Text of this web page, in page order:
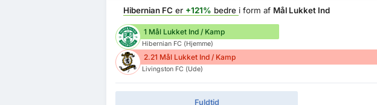
Hibernian FC er +121% bedre i form af Mål Lukket Ind
1 Mål Lukket Ind / Kamp
Hibernian FC (Hjemme)
2.21 Mål Lukket Ind / Kamp
Livingston FC (Ude)
Fuldtid